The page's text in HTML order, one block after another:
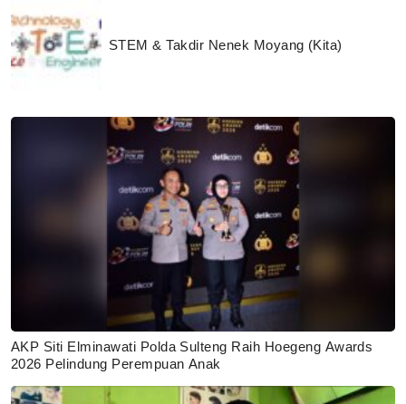
STEM & Takdir Nenek Moyang (Kita)
AKP Siti Elminawati Polda Sulteng Raih Hoegeng Awards
2026 Pelindung Perempuan Anak